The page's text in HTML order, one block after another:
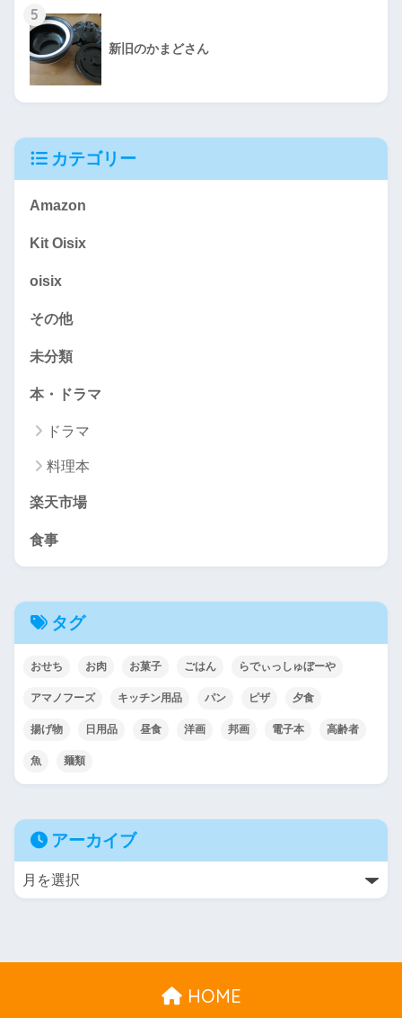
5
新旧のかまどさん
カテゴリー
Amazon
Kit Oisix
oisix
その他
未分類
本・ドラマ
ドラマ
料理本
楽天市場
食事
タグ
おせち お肉 お菓子 ごはん らでぃっしゅぼーや
アマノフーズ キッチン用品 パン ピザ 夕食
揚げ物 日用品 昼食 洋画 邦画 電子本 高齢者
魚 麺類
アーカイブ
HOME